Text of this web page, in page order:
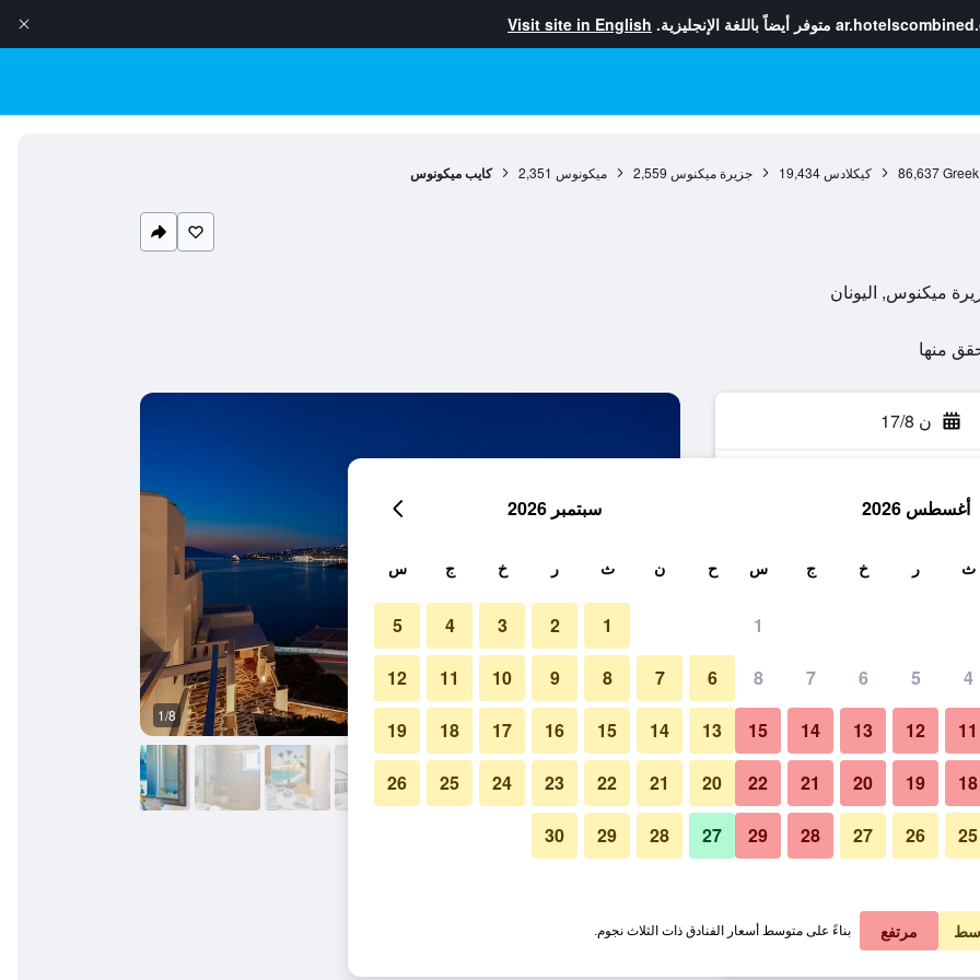
متوفر أيضاً باللغة الإنجليزية. Visit site in English
86,637 كيكلادس 19,434 جزيرة ميكنوس 2,559 ميكونوس 2,351 كايب ميكونوس
ن 17/8
في الليلة
﷼ عرض الصفقة
﷼ عرض الصفقة
شرفة 1/8
صور لـ كايب ميكونوس
أغسطس 2026
ث ر خ ج س
1
4
5
6
7
8
11
12
13
14
15
18
19
20
21
22
25
26
27
28
29
سبتمبر 2026
ح ن ث ر خ ج س
1
2
3
4
5
6
7
8
9
10
11
12
13
14
15
16
17
18
19
20
21
22
23
24
25
26
27
28
29
30
مرتفع بناءً على متوسط أسعار الفنادق ذات الثلاث نجوم.